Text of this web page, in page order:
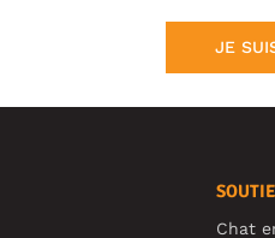
JE
Chat